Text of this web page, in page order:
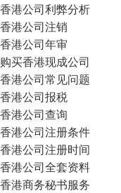
香港公司利弊分析
香港公司注销
香港公司年审
购买香港现成公司
香港公司常见问题
香港公司报税
香港公司查询
香港公司注册条件
香港公司注册时间
香港公司全套资料
香港商务秘书服务